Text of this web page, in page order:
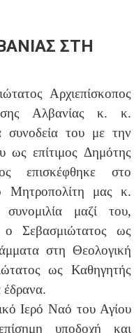
ΣΤΗ
Αρχιεπίσκοπος
Αλβανίας κ. κ.
συνοδεία του με την
ως επίτιμος Δημότης
επισκέφθηκε στο
Μητροπολίτη μας κ.
μαζί του,
ο Σεβασμιώτατος ως
στη Θεολογική
ως Καθηγητής
έδρανα.
Ιερό Ναό του Αγίου
υποδοχή και